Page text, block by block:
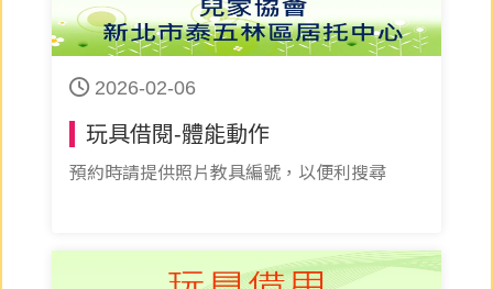
2026-02-06
玩具借閱-體能動作
預約時請提供照片教具編號，以便利搜尋